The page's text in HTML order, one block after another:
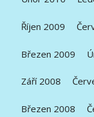
Říjen 2009
Březen 2009
Září 2008
Březen 2008